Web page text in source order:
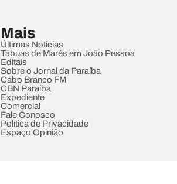
Mais
Últimas Notícias
Tábuas de Marés em João Pessoa
Editais
Sobre o Jornal da Paraíba
Cabo Branco FM
CBN Paraíba
Expediente
Comercial
Fale Conosco
Política de Privacidade
Espaço Opinião